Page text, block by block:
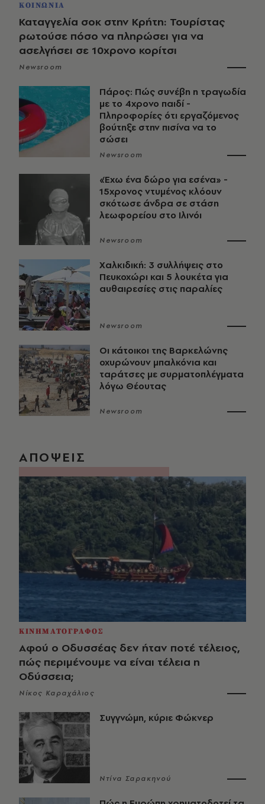
ΚΟΙΝΩΝΙΑ
Καταγγελία σοκ στην Κρήτη: Τουρίστας
ρωτούσε πόσο να πληρώσει για να
ασελγήσει σε 10χρονο κορίτσι
Newsroom
Πάρος: Πώς συνέβη η τραγωδία
με το 4χρονο παιδί -
Πληροφορίες ότι εργαζόμενος
βούτηξε στην πισίνα να το
σώσει
Newsroom
«Έχω ένα δώρο για εσένα» -
15χρονος ντυμένος κλόουν
σκότωσε άνδρα σε στάση
λεωφορείου στο Ιλινόι
Newsroom
Χαλκιδική: 3 συλλήψεις στο
Πευκοχώρι και 5 λουκέτα για
αυθαιρεσίες στις παραλίες
Newsroom
Οι κάτοικοι της Βαρκελώνης
οχυρώνουν μπαλκόνια και
ταράτσες με συρματοπλέγματα
λόγω Θέουτας
Newsroom
ΑΠΟΨΕΙΣ
ΚΙΝΗΜΑΤΟΓΡΑΦΟΣ
Αφού ο Οδυσσέας δεν ήταν ποτέ τέλειος,
πώς περιμένουμε να είναι τέλεια η
Οδύσσεια;
Νίκος Καραχάλιος
Συγγνώμη, κύριε Φώκνερ
Ντίνα Σαρακηνού